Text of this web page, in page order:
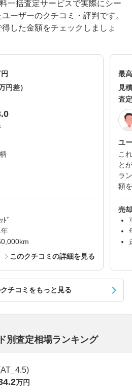
一括査定サービスで実際にシー
ーザーのクチコミ・評判です。
した金額をチェックしましょ
円差）
ﾞ
このクチコミの詳細を見る
最
見
査
ユ
こ
と
ラ
額
売
チコミをもっと見る
別査定相場ランキング
万円